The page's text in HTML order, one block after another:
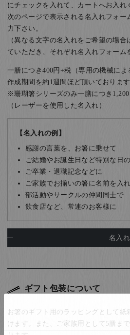
にチェックを入れて、カートへお入れ
次のページで表示される名入れフォー
力下さい。
（異なる文字の名入れをご希望の場
ていただき、それぞれ名入れフォーム
一膳につき400円+税（専用の機械によ
作成期間を約1週間ほど頂いております
※珊瑚箸シリーズのみ一膳につき
（レーザーを使用した名入れ）
【名入れの例】
感謝の言葉を、お箸に乗せて
ご結婚やお誕生日など特別な日
ご卒業・退職記念などに
ご家族でお揃いの箸に名前を入
部活動やサークルの仲間同士で
飲食店など、常連のお客様に
名入
ギフト包装について
お箸のギフト用のラッピングとして紙
けます。また、ご家族用として5膳ま